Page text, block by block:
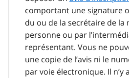
comportant une signature
du ou de la secrétaire de la
personne ou par
représentant. Vous ne
une copie de l’avis ni le
par voie électronique. Il n’y